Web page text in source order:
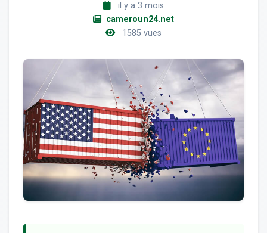
il y a 3 mois
cameroun24.net
1585 vues